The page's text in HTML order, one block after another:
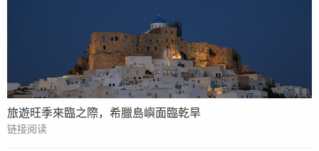
旅遊旺季來臨之際，希臘島嶼面臨乾旱
链接阅读